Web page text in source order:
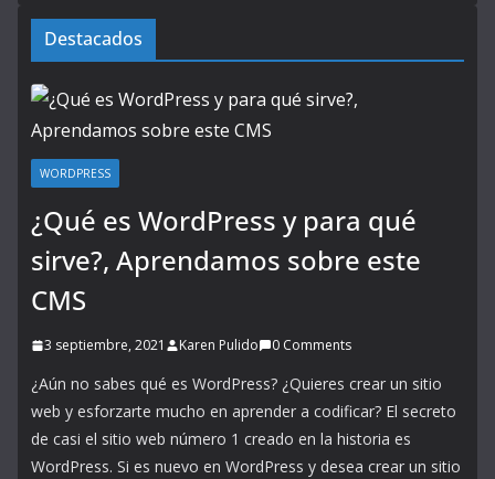
Destacados
WORDPRESS
¿Qué es WordPress y para qué
sirve?, Aprendamos sobre este
CMS
3 septiembre, 2021 Karen Pulido 0 Comments
¿Aún no sabes qué es WordPress? ¿Quieres crear un sitio
web y esforzarte mucho en aprender a codificar? El secreto
de casi el sitio web número 1 creado en la historia es
WordPress. Si es nuevo en WordPress y desea crear un sitio